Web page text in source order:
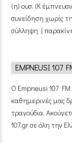
(η) ουσ. (Κ
συνείδηση χωρίς
σύλληψη |
EMPNEUSI 107
Ο Empneusi 107 FM
καθημερινές μας
τραγούδια.
107.gr σε όλη την